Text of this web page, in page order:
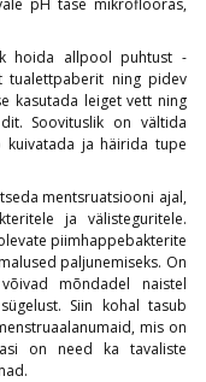
pH tase mikroflooras,
hoida allpool puhtust -
tualettpaberit ning pidev
kasutada leiget vett ning
Soovituslik on vältida
kuivatada ja häirida tupe
mentsruatsiooni ajal,
ja välisteguritele.
piimhappebakterite
paljunemiseks. On
mõndadel naistel
Siin kohal tasub
mis on
on need ka tavaliste